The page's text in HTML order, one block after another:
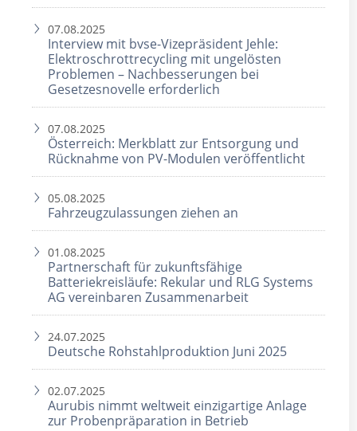
07.08.2025
Interview mit bvse-Vizepräsident Jehle:
Elektroschrottrecycling mit ungelösten
Problemen – Nachbesserungen bei
Gesetzesnovelle erforderlich
07.08.2025
Österreich: Merkblatt zur Entsorgung und
Rücknahme von PV-Modulen veröffentlicht
05.08.2025
Fahrzeugzulassungen ziehen an
01.08.2025
Partnerschaft für zukunftsfähige
Batteriekreisläufe: Rekular und RLG Systems
AG vereinbaren Zusammenarbeit
24.07.2025
Deutsche Rohstahlproduktion Juni 2025
02.07.2025
Aurubis nimmt weltweit einzigartige Anlage
zur Probenpräparation in Betrieb